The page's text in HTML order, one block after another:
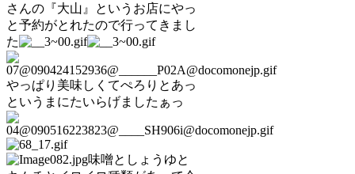
さんの『大山』というお店にやっ
と予約がとれたので行ってきまし
た
やっぱり美味しくてぺろりとあっ
というまにたいらげましたぁっ
味噌としょうゆと